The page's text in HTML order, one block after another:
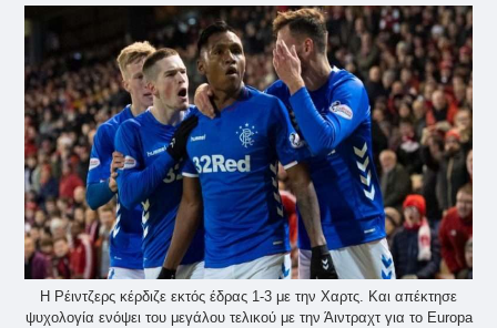
Η Ρέιντζερς κέρδιζε εκτός έδρας 1-3 με την Χαρτς. Και απέκτησε
ψυχολογία ενόψει του μεγάλου τελικού με την Άιντραχτ για το Europa